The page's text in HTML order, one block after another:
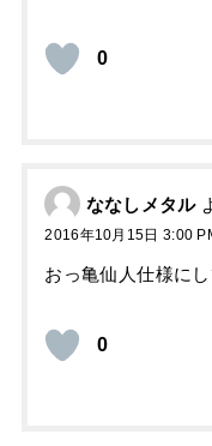
0
ななしメタル
2016年10月15日 3:00
おっ亀仙人仕様に
0